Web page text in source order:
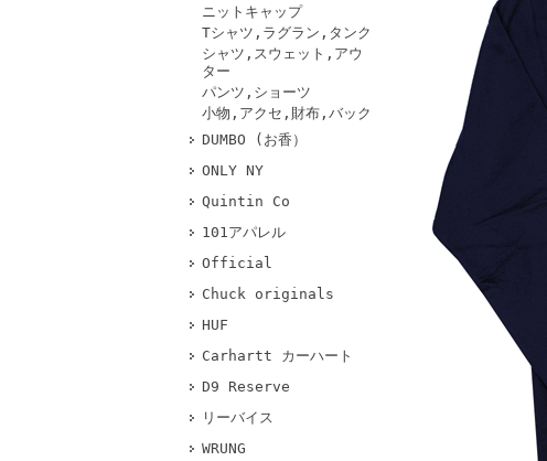
ニットキャップ
Tシャツ,ラグラン,タンク
シャツ,スウェット,アウ
ター
パンツ,ショーツ
小物,アクセ,財布,バック
DUMBO (お香）
ONLY NY
Quintin Co
101アパレル
Official
Chuck originals
HUF
Carhartt カーハート
D9 Reserve
リーバイス
WRUNG